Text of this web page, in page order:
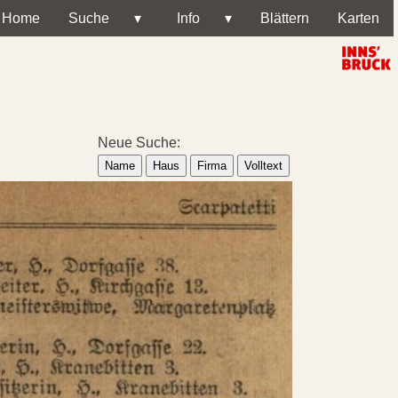
Home Suche ▾ Info ▾ Blättern Karten
Neue Suche:
Name Haus Firma Volltext